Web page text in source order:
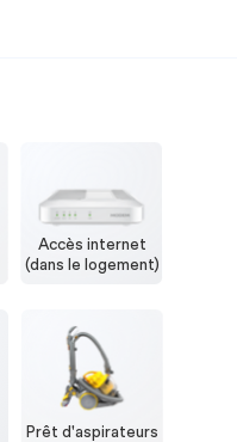
Accès internet
(dans le logement)
Prêt d'aspirateurs